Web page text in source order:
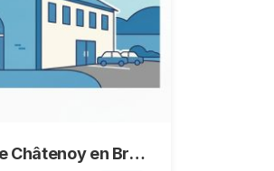
Salle des fêtes de Châtenoy en Bresse